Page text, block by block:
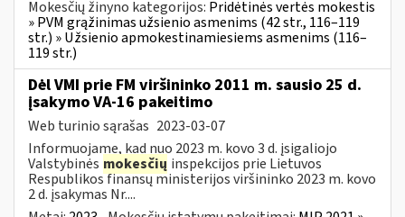
Mokesčių žinyno kategorijos: Pridėtinės vertės mokestis
» PVM grąžinimas užsienio asmenims (42 str., 116–119
str.) » Užsienio apmokestinamiesiems asmenims (116–
119 str.)
Dėl VMI prie FM viršininko 2011 m. sausio 25 d.
įsakymo VA-16 pakeitimo
Web turinio sąrašas 2023-03-07
Informuojame, kad nuo 2023 m. kovo 3 d. įsigaliojo
Valstybinės mokesčių inspekcijos prie Lietuvos
Respublikos finansų ministerijos viršininko 2023 m. kovo
2 d. įsakymas Nr....